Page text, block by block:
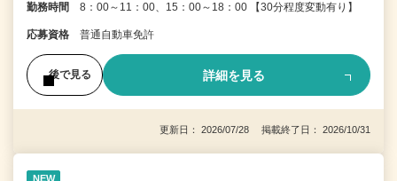
勤務時間 8：00～11：00、15：00～18：00 【30分程度変動有り】
応募資格 普通自動車免許
後で見る 詳細を見る
更新日： 2026/07/28 掲載終了日： 2026/10/31
NEW